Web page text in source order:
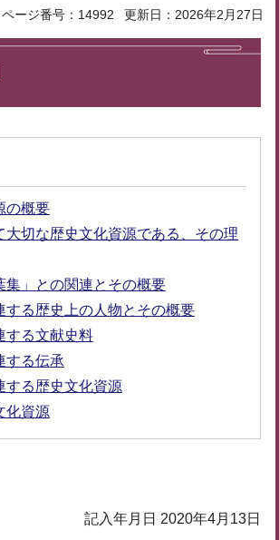
ページ番号：14992 更新日：2026年2月27日
の概要
大切な歴史文化資源である、その理
集」との関連とその概要
する歴史上の人物とその概要
する文献史料
する伝承
する歴史文化資源
化資源
記入年月日 2020年4月13日